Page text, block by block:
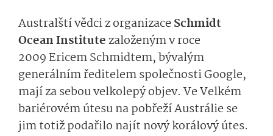
Australští vědci z organizaceSchmidt
Ocean Institute založeným v roce
2009 Ericem Schmidtem, bývalým
generálním ředitelem společnosti Google,
mají za sebou velkolepý objev. Ve Velkém
bariérovém útesu na pobřeží Austrálie se
jim totiž podařilo najít nový korálový útes.